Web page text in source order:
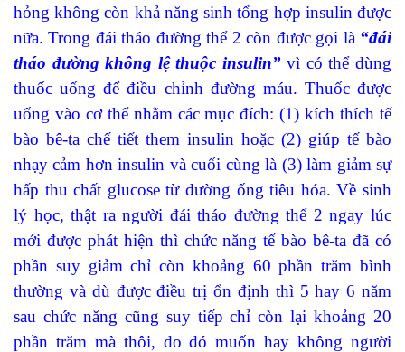
hỏng không còn khả năng sinh tổng hợp insulin được
nữa. Trong đái tháo đường thể 2 còn được gọi là “đái
tháo đường không lệ thuộc insulin” vì có thể dùng
thuốc uống để điều chỉnh đường máu. Thuốc được
uống vào cơ thể nhằm các mục đích: (1) kích thích tế
bào bê-ta chế tiết them insulin hoặc (2) giúp tế bào
nhạy cảm hơn insulin và cuối cùng là (3) làm giảm sự
hấp thu chất glucose từ đường ống tiêu hóa. Về sinh
lý học, thật ra người đái tháo đường thể 2 ngay lúc
mới được phát hiện thì chức năng tế bào bê-ta đã có
phần suy giảm chỉ còn khoảng 60 phần trăm bình
thường và dù được điều trị ổn định thì 5 hay 6 năm
sau chức năng cũng suy tiếp chỉ còn lại khoảng 20
phần trăm mà thôi, do đó muốn hay không người